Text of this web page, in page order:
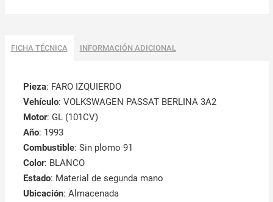
FICHA TÉCNICA INFORMACIÓN ADICIONAL
Pieza: FARO IZQUIERDO
Vehículo: VOLKSWAGEN PASSAT BERLINA 3A2
Motor: GL (101CV)
Año: 1993
Combustible: Sin plomo 91
Color: BLANCO
Estado: Material de segunda mano
Ubicación: Almacenada